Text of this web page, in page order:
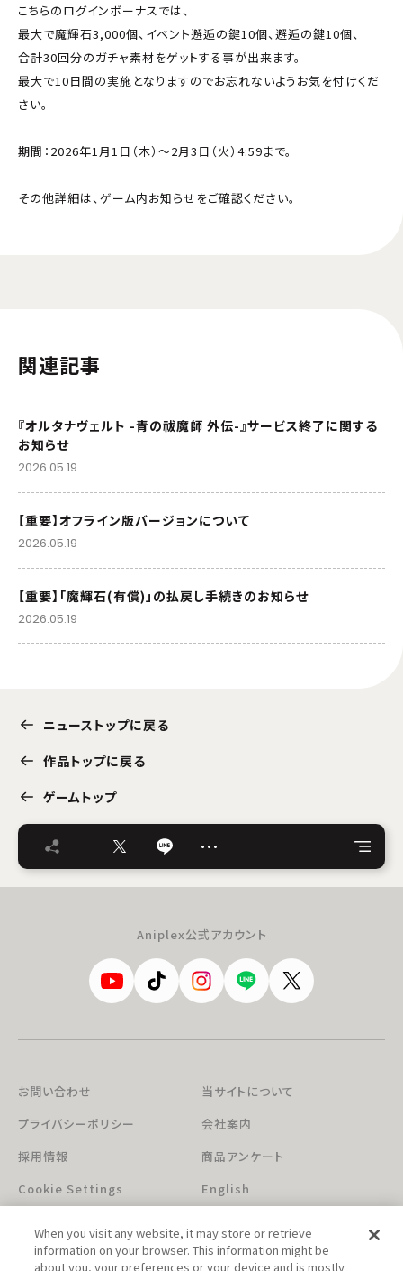
こちらのログインボーナスでは、
最大で魔輝石3,000個、イベント邂逅の鍵10個、邂逅の鍵10個、
合計30回分のガチャ素材をゲットする事が出来ます。
最大で10日間の実施となりますのでお忘れないようお気を付けくだ
さい。
期間：2026年1月1日（木）～2月3日（火）4:59まで。
その他詳細は、ゲーム内お知らせをご確認ください。
関連記事
『オルタナヴェルト -青の祓魔師 外伝-』サービス終了に関する
お知らせ
2026.05.19
【重要】オフライン版バージョンについて
2026.05.19
【重要】「魔輝石(有償)」の払戻し手続きのお知らせ
2026.05.19
ニューストップに戻る
作品トップに戻る
ゲームトップ
…
Aniplex公式アカウント
お問い合わせ
当サイトについて
プライバシーポリシー
会社案内
採用情報
商品アンケート
Cookie Settings
English
When you visit any website, it may store or retrieve
information on your browser. This information might be
about you, your preferences or your device and is mostly